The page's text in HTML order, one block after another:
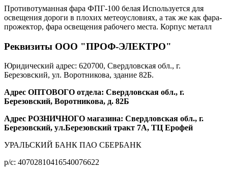
Противотуманная фара ФПГ-100 белая Используется для
освещения дороги в плохих метеоусловиях, а так же как фара-
прожектор, фара освещения рабочего места. Корпус металл
Реквизиты ООО "ПРОФ-ЭЛЕКТРО"
Юридический адрес: 620700, Свердловская обл., г.
Березовский, ул. Воротникова, здание 82Б.
Адрес ОПТОВОГО отдела: Свердловская обл., г.
Березовский, Воротникова, д. 82Б
Адрес РОЗНИЧНОГО магазина: Свердловская обл., г.
Березовский, ул.Березовский тракт 7А, ТЦ Ерофей
УРАЛЬСКИЙ БАНК ПАО СБЕРБАНК
р/c: 40702810416540076622